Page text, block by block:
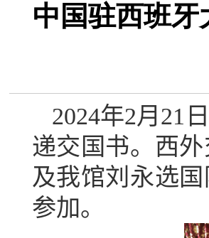
中国驻西班
2024年2月 21
递交国书。西
及我馆刘永选
参加。